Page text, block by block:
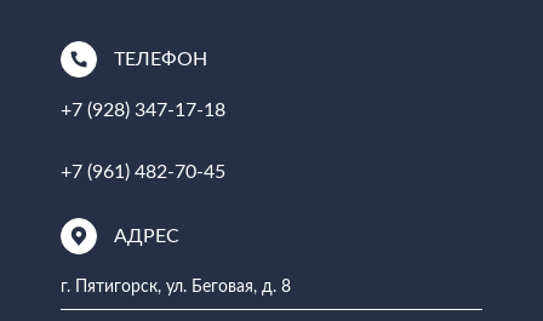
ТЕЛЕФОН
+7 (928) 347-17-18
+7 (961) 482-70-45
АДРЕС
г. Пятигорск, ул. Беговая, д. 8